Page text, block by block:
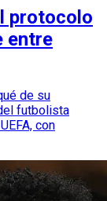
protocolo
entre
de su
futbolista
con